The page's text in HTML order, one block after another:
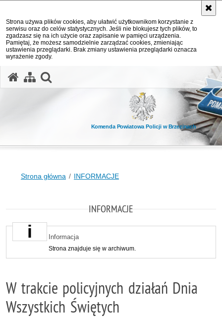
Strona używa plików cookies, aby ułatwić użytkownikom korzystanie z
serwisu oraz do celów statystycznych. Jeśli nie blokujesz tych plików, to
zgadzasz się na ich użycie oraz zapisanie w pamięci urządzenia.
Pamiętaj, że możesz samodzielnie zarządzać cookies, zmieniając
ustawienia przeglądarki. Brak zmiany ustawienia przeglądarki oznacza
wyrażenie zgody.
Komenda Powiatowa Policji w Brzezinach
Strona główna INFORMACJE
INFORMACJE
Informacja
Strona znajduje się w archiwum.
W trakcie policyjnych działań Dnia
Wszystkich Świętych